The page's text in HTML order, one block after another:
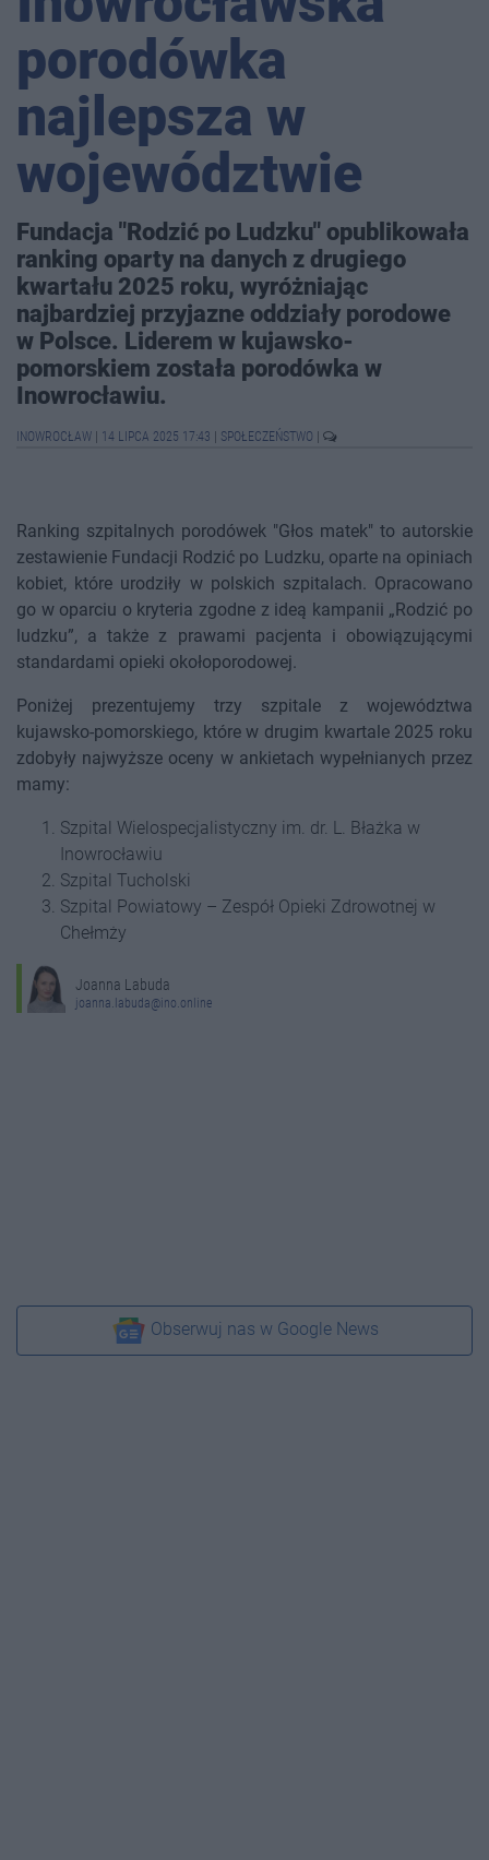
porodówka
najlepsza w
województwie
Fundacja "Rodzić po Ludzku" opublikowała
ranking oparty na danych z drugiego
kwartału 2025 roku, wyróżniając
najbardziej przyjazne oddziały porodowe
w Polsce. Liderem w kujawsko-
pomorskiem została porodówka w
Inowrocławiu.
INOWROCŁAW 14 LIPCA 2025 17:43 SPOŁECZEŃSTWO
Ranking szpitalnych porodówek "Głos matek" to autorskie
zestawienie Fundacji Rodzić po Ludzku, oparte na opiniach
kobiet, które urodziły w polskich szpitalach. Opracowano
go w oparciu o kryteria zgodne z ideą kampanii „Rodzić po
ludzku”, a także z prawami pacjenta i obowiązującymi
standardami opieki okołoporodowej.
Poniżej prezentujemy trzy szpitale z województwa
kujawsko-pomorskiego, które w drugim kwartale 2025 roku
zdobyły najwyższe oceny w ankietach wypełnianych przez
mamy:
Szpital Wielospecjalistyczny im. dr. L. Błażka w
Inowrocławiu
Szpital Tucholski
Szpital Powiatowy – Zespół Opieki Zdrowotnej w
Chełmży
Joanna Labuda
joanna.labuda@ino.online
Obserwuj nas w Google News